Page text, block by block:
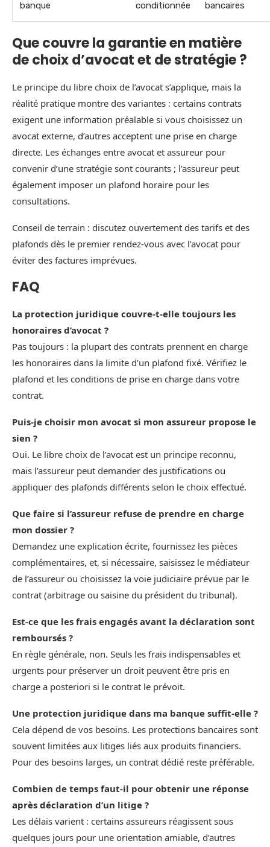
banque conditionnée bancaires
Que couvre la garantie en matière
de choix d’avocat et de stratégie ?
Le principe du libre choix de l’avocat s’applique, mais la
réalité pratique montre des variantes : certains contrats
exigent une information préalable si vous choisissez un
avocat externe, d’autres acceptent une prise en charge
directe. Les échanges entre avocat et assureur pour
convenir d’une stratégie sont courants ; l’assureur peut
également imposer un plafond horaire pour les
consultations.
Conseil de terrain : discutez ouvertement des tarifs et des
plafonds dès le premier rendez-vous avec l’avocat pour
éviter des factures imprévues.
FAQ
La protection juridique couvre-t-elle toujours les
honoraires d’avocat ?
Pas toujours : la plupart des contrats prennent en charge
les honoraires dans la limite d’un plafond fixé. Vérifiez le
plafond et les conditions de prise en charge dans votre
contrat.
Puis-je choisir mon avocat si mon assureur propose le
sien ?
Oui. Le libre choix de l’avocat est un principe reconnu,
mais l’assureur peut demander des justifications ou
appliquer des plafonds différents selon le choix effectué.
Que faire si l’assureur refuse de prendre en charge
mon dossier ?
Demandez une explication écrite, fournissez les pièces
complémentaires, et, si nécessaire, saisissez le médiateur
de l’assureur ou choisissez la voie judiciaire prévue par le
contrat (arbitrage ou saisine du président du tribunal).
Est-ce que les frais engagés avant la déclaration sont
remboursés ?
En règle générale, non. Seuls les frais indispensables et
urgents pour préserver un droit peuvent être pris en
charge a posteriori si le contrat le prévoit.
Une protection juridique dans ma banque suffit-elle ?
Cela dépend de vos besoins. Les protections bancaires sont
souvent limitées aux litiges liés aux produits financiers.
Pour des besoins larges, un contrat dédié reste préférable.
Combien de temps faut-il pour obtenir une réponse
après déclaration d’un litige ?
Les délais varient : certains assureurs réagissent sous
quelques jours pour une orientation amiable, d’autres